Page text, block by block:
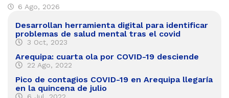
6 Ago, 2026
Desarrollan herramienta digital para identificar
problemas de salud mental tras el covid
3 Oct, 2023
Arequipa: cuarta ola por COVID-19 desciende
22 Ago, 2022
Pico de contagios COVID-19 en Arequipa llegaría
en la quincena de julio